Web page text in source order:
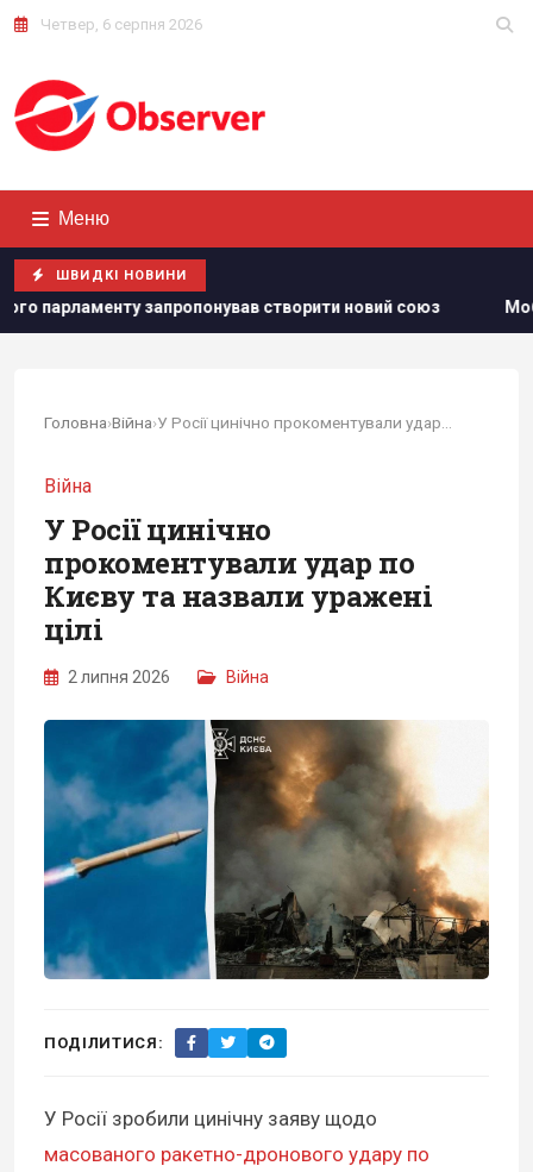
Четвер, 6 серпня 2026
Меню
ШВИДКІ НОВИНИ
створити новий союз Мобілізація осіб з
Головна›Війна›
Війна
У Росії цинічно
прокоментували удар по
Києву та назвали уражені
цілі
2 липня 2026 Війна
ПОДІЛИТИСЯ:
У Росії зробили цинічну заяву щодо
масованого ракетно-дронового удару по